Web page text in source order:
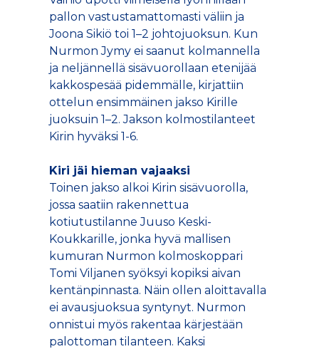
pallon vastustamattomasti väliin ja
Joona Sikiö toi 1–2 johtojuoksun. Kun
Nurmon Jymy ei saanut kolmannella
ja neljännellä sisävuorollaan etenijää
kakkospesää pidemmälle, kirjattiin
ottelun ensimmäinen jakso Kirille
juoksuin 1–2. Jakson kolmostilanteet
Kirin hyväksi 1-6.
Kiri jäi hieman vajaaksi
Toinen jakso alkoi Kirin sisävuorolla,
jossa saatiin rakennettua
kotiutustilanne Juuso Keski-
Koukkarille, jonka hyvä mallisen
kumuran Nurmon kolmoskoppari
Tomi Viljanen syöksyi kopiksi aivan
kentänpinnasta. Näin ollen aloittavalla
ei avausjuoksua syntynyt. Nurmon
onnistui myös rakentaa kärjestään
palottoman tilanteen. Kaksi